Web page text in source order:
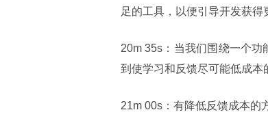
足的工具，以便引导开发获得
20m 35s：当我们围绕一个
到使学习和反馈尽可能低成本
21m 00s：有降低反馈成本的